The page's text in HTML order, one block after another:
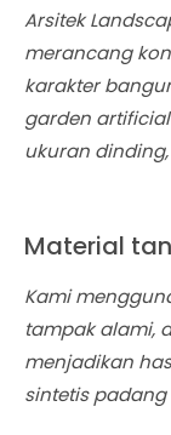
Arsitek
merancang
karakter
garden
ukuran
Material
Kami
tampak alami,
menjadikan
sintetis